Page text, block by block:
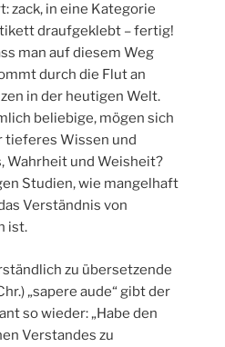
zack, in eine Kategorie
draufgeklebt – fertig!
man auf diesem Weg
durch die Flut an
in der heutigen Welt.
beliebige, mögen sich
tieferes Wissen und
Wahrheit und Weisheit?
Studien, wie mangelhaft
Verständnis von
ist.
zu übersetzende
„sapere aude“ gibt der
so wieder: „Habe den
Verstandes zu